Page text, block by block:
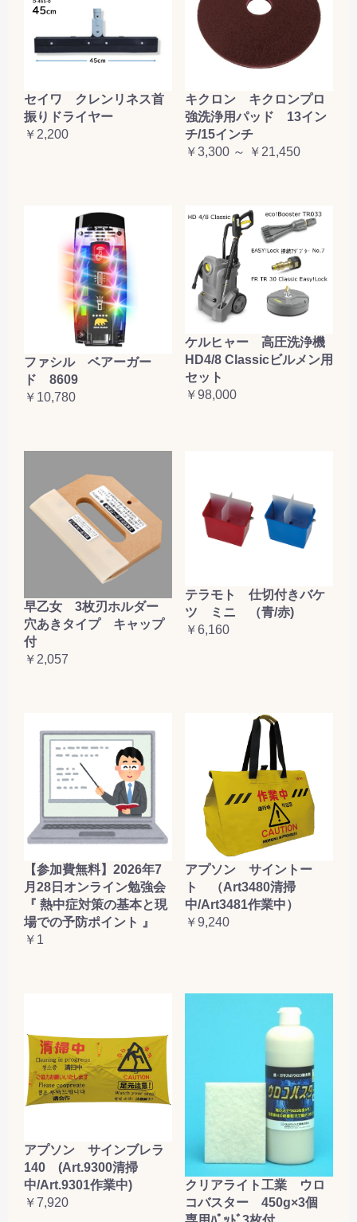
セイワ クレンリネス首
振りドライヤー
￥2,200
キクロン キクロンプロ
強洗浄用パッド 13イン
チ/15インチ
￥3,300 ～ ￥21,450
ファシル ベアーガー
ド 8609
￥10,780
ケルヒャー 高圧洗浄機
HD4/8 Classicビルメン用
セット
￥98,000
早乙女 3枚刃ホルダー
穴あきタイプ キャップ
付
￥2,057
テラモト 仕切付きバケ
ツ ミニ （青/赤)
￥6,160
【参加費無料】2026年7
月28日オンライン勉強会
『 熱中症対策の基本と現
場での予防ポイント 』
￥1
アプソン サイントー
ト （Art3480清掃
中/Art3481作業中）
￥9,240
アプソン サインブレラ
140 (Art.9300清掃
中/Art.9301作業中)
￥7,920
クリアライト工業 ウロ
コバスター 450g×3個